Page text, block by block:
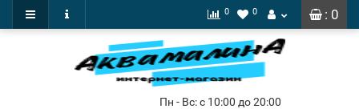
: 0
0 0
Пн - Вс: с 10:00 до 20:00